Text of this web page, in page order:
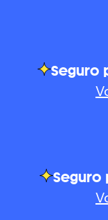
Seguro
Seguro